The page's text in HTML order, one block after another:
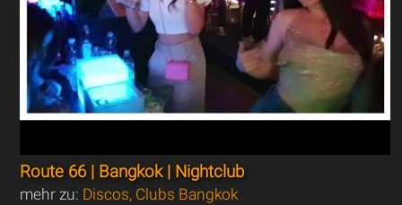
Route 66 | Bangkok | Nightclub
mehr zu: Discos, Clubs Bangkok